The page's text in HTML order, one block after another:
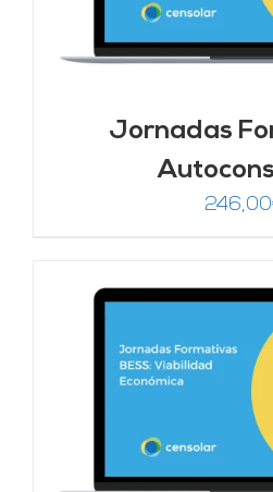
Jornadas
246,00